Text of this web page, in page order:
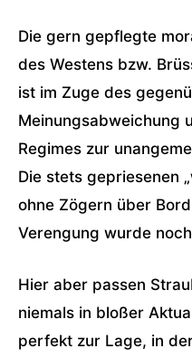
Die gern gepflegte
des Westens bzw.
ist im Zuge des
Meinungsabweichung
Regimes zur
Die stets gepriesenen
ohne Zögern über
Verengung wurde
Hier aber passen
niemals in bloßer
perfekt zur Lage, in